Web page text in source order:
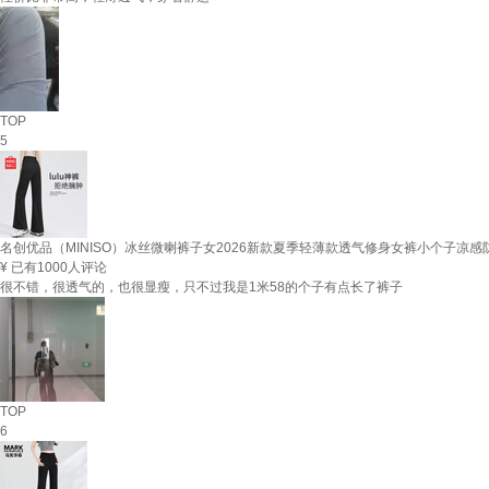
TOP
5
名创优品（MINISO）冰丝微喇裤子女2026新款夏季轻薄款透气修身女裤小个子凉感
¥ 已有1000人评论
很不错，很透气的，也很显瘦，只不过我是1米58的个子有点长了裤子
TOP
6